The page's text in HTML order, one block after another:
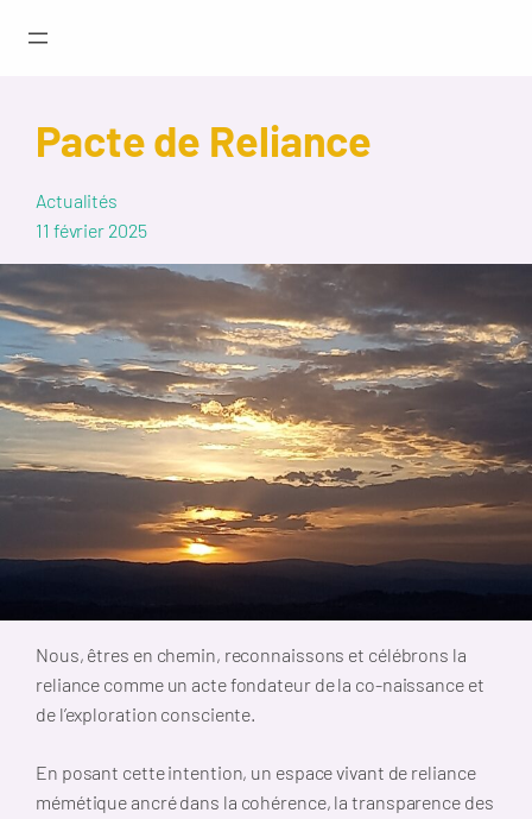
Pacte de Reliance
Actualités
11 février 2025
Nous, êtres en chemin, reconnaissons et célébrons la
reliance comme un acte fondateur de la co-naissance et
de l’exploration consciente.
En posant cette intention, un espace vivant de reliance
mémétique ancré dans la cohérence, la transparence des